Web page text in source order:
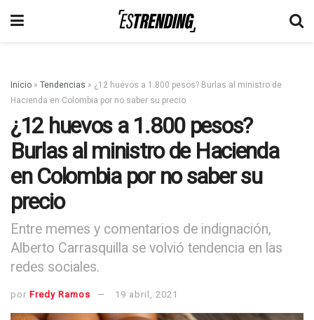
Inicio » Tendencias » ¿12 huevos a 1.800 pesos? Burlas al ministro de
Hacienda en Colombia por no saber su precio
¿12 huevos a 1.800 pesos?
Burlas al ministro de Hacienda
en Colombia por no saber su
precio
Entre memes y comentarios de indignación,
Alberto Carrasquilla se volvió tendencia en las
redes sociales.
por Fredy Ramos 19 abril, 2021